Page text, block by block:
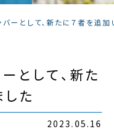
ーとして、新たに７者を追加
として、新た
た
2023.05.16